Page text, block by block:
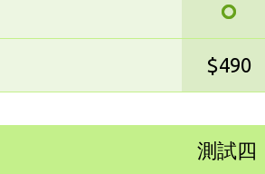
$490
測試四